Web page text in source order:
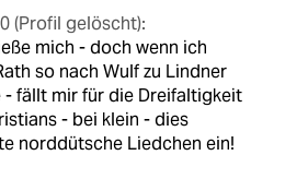
(Profil gelöscht):
mich - doch wenn ich
so nach Wulf zu Lindner
- fällt mir für die Dreifaltigkeit
- bei klein - dies
norddütsche Liedchen ein!